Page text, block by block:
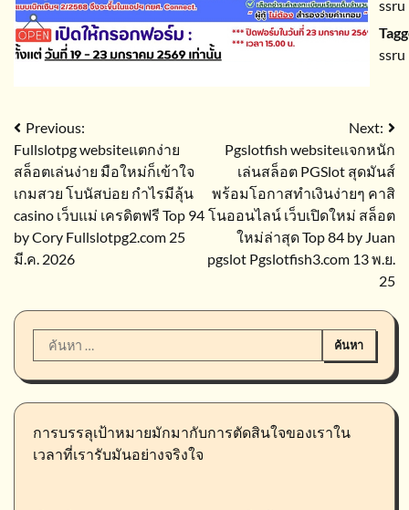
ssru
ssru
แนะแนว
เรื่อง
Previous:
Fullslotpg websiteแตกง่าย
สล็อตเล่นง่าย มือใหม่ก็เข้าใจ
เกมสวย โบนัสบ่อย กำไรมีลุ้น
casino เว็บแม่ เครดิตฟรี Top 94
by Cory Fullslotpg2.com 25
มี.ค. 2026
Next:
Pgslotfish websiteแจกหนัก
เล่นสล็อต PGSlot สุดมันส์
พร้อมโอกาสทำเงินง่ายๆ คาสิ
โนออนไลน์ เว็บเปิดใหม่ สล็อต
ใหม่ล่าสุด Top 84 by Juan
pgslot Pgslotfish3.com 13 พ.ย.
25
ค้นหา
สำหรับ:
การบรรลุเป้าหมายมักมากับการตัดสินใจของเราใน
เวลาที่เรารับมันอย่างจริงใจ